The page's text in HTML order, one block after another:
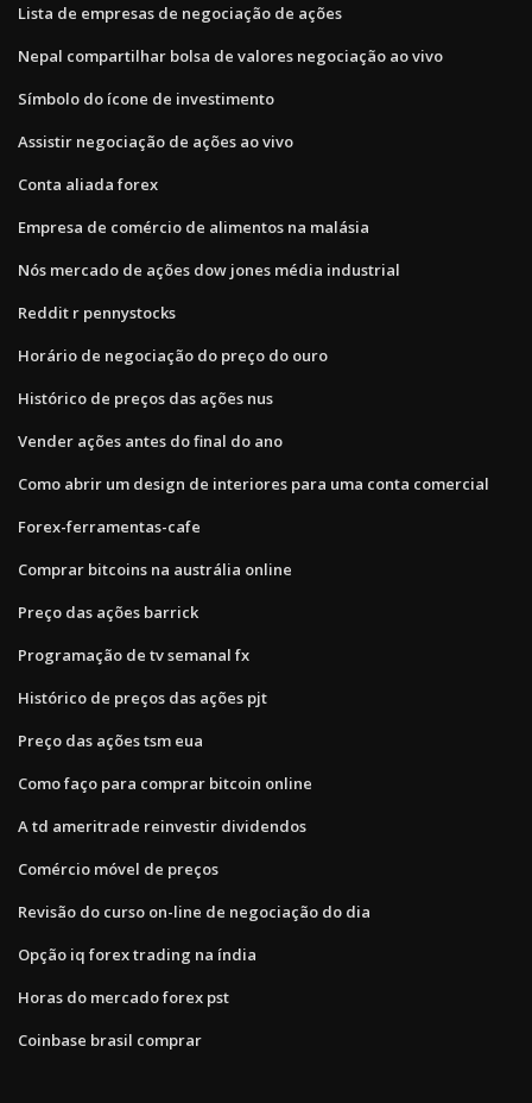
Lista de empresas de negociação de ações
Nepal compartilhar bolsa de valores negociação ao vivo
Símbolo do ícone de investimento
Assistir negociação de ações ao vivo
Conta aliada forex
Empresa de comércio de alimentos na malásia
Nós mercado de ações dow jones média industrial
Reddit r pennystocks
Horário de negociação do preço do ouro
Histórico de preços das ações nus
Vender ações antes do final do ano
Como abrir um design de interiores para uma conta comercial
Forex-ferramentas-cafe
Comprar bitcoins na austrália online
Preço das ações barrick
Programação de tv semanal fx
Histórico de preços das ações pjt
Preço das ações tsm eua
Como faço para comprar bitcoin online
A td ameritrade reinvestir dividendos
Comércio móvel de preços
Revisão do curso on-line de negociação do dia
Opção iq forex trading na índia
Horas do mercado forex pst
Coinbase brasil comprar